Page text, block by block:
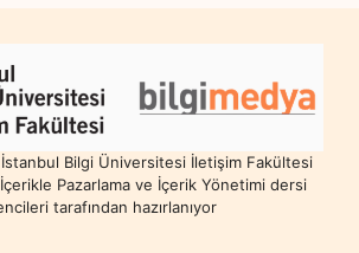
Bilgi Üniversitesi İletişim Fakültesi
Pazarlama ve İçerik Yönetimi dersi
tarafından hazırlanıyor